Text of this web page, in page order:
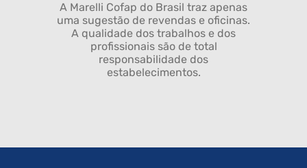
A Marelli Cofap do Brasil traz apenas
uma sugestão de revendas e oficinas.
A qualidade dos trabalhos e dos
profissionais são de total
responsabilidade dos
estabelecimentos.